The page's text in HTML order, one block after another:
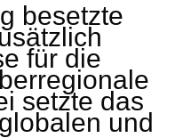
besetzte
für die
setzte das
und